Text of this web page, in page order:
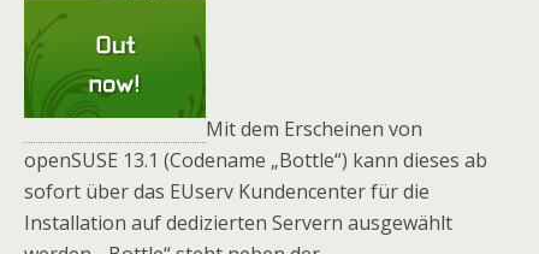
Mit dem Erscheinen von
openSUSE 13.1 (Codename „Bottle“) kann dieses ab
sofort über das EUserv Kundencenter für die
Installation auf dedizierten Servern ausgewählt